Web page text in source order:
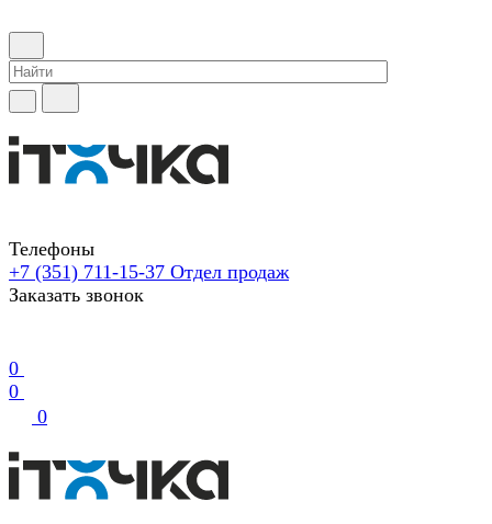
Телефоны
+7 (351) 711-15-37 Отдел продаж
Заказать звонок
0
0
0